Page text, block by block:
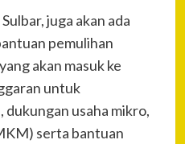
juga akan ada
pemulihan
akan masuk ke
untuk
usaha mikro,
serta bantuan